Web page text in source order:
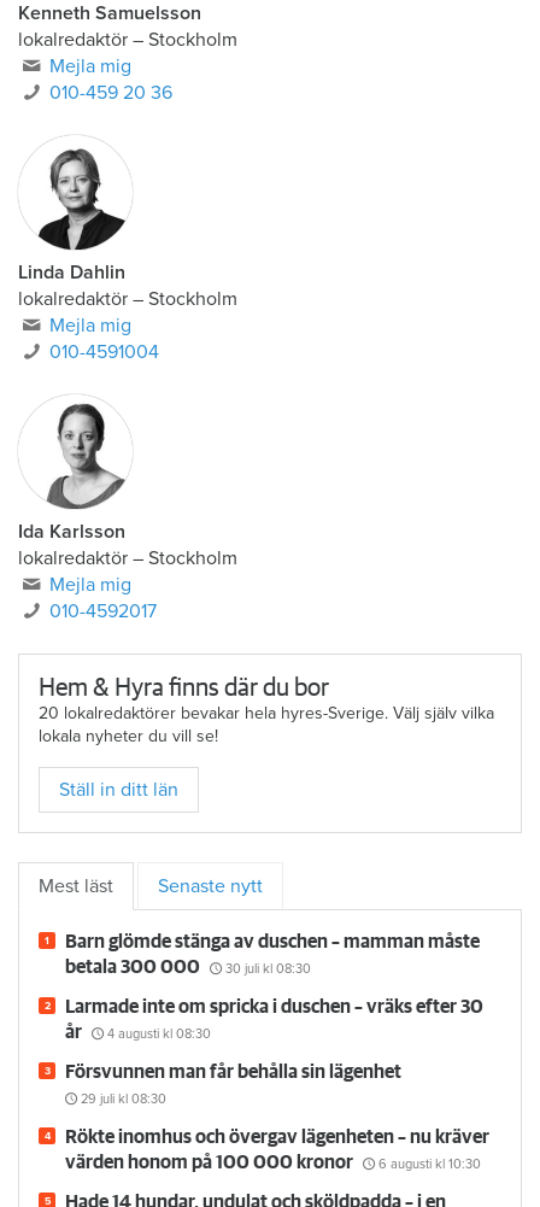
Kenneth Samuelsson
lokalredaktör – Stockholm
Mejla mig
010-459 20 36
Linda Dahlin
lokalredaktör – Stockholm
Mejla mig
010-4591004
Ida Karlsson
lokalredaktör – Stockholm
Mejla mig
010-4592017
Hem & Hyra finns där du bor
20 lokalredaktörer bevakar hela hyres-Sverige. Välj själv vilka
lokala nyheter du vill se!
Ställ in ditt län
Mest läst Senaste nytt
Barn glömde stänga av duschen – mamman måste
betala 300 000
30 juli kl 08:30
Larmade inte om spricka i duschen – vräks efter 30
år
4 augusti kl 08:30
Försvunnen man får behålla sin lägenhet
29 juli kl 08:30
Rökte inomhus och övergav lägenheten – nu kräver
värden honom på 100 000 kronor
6 augusti kl 10:30
Hade 14 hundar, undulat och sköldpadda – i en